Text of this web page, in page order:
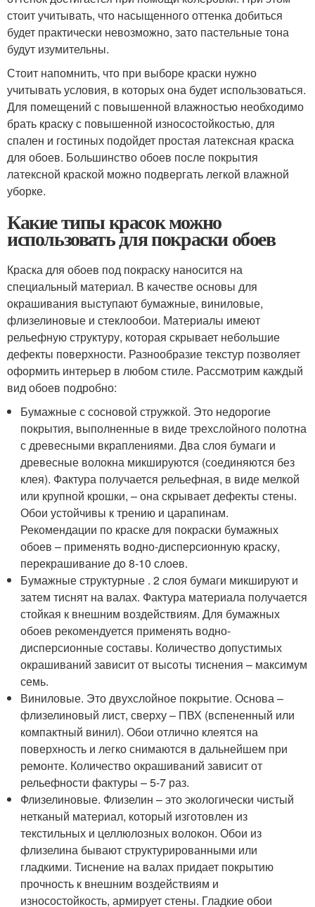
стоит учитывать, что насыщенного оттенка добиться
будет практически невозможно, зато пастельные тона
будут изумительны.
Стоит напомнить, что при выборе краски нужно
учитывать условия, в которых она будет использоваться.
Для помещений с повышенной влажностью необходимо
брать краску с повышенной износостойкостью, для
спален и гостиных подойдет простая латексная краска
для обоев. Большинство обоев после покрытия
латексной краской можно подвергать легкой влажной
уборке.
Какие типы красок можно
использовать для покраски обоев
Краска для обоев под покраску наносится на
специальный материал. В качестве основы для
окрашивания выступают бумажные, виниловые,
флизелиновые и стеклообои. Материалы имеют
рельефную структуру, которая скрывает небольшие
дефекты поверхности. Разнообразие текстур позволяет
оформить интерьер в любом стиле. Рассмотрим каждый
вид обоев подробно:
Бумажные с сосновой стружкой. Это недорогие
покрытия, выполненные в виде трехслойного полотна
с древесными вкраплениями. Два слоя бумаги и
древесные волокна микшируются (соединяются без
клея). Фактура получается рельефная, в виде мелкой
или крупной крошки, – она скрывает дефекты стены.
Обои устойчивы к трению и царапинам.
Рекомендации по краске для покраски бумажных
обоев – применять водно-дисперсионную краску,
перекрашивание до 8-10 слоев.
Бумажные структурные . 2 слоя бумаги микшируют и
затем тиснят на валах. Фактура материала получается
стойкая к внешним воздействиям. Для бумажных
обоев рекомендуется применять водно-
дисперсионные составы. Количество допустимых
окрашиваний зависит от высоты тиснения – максимум
семь.
Виниловые. Это двухслойное покрытие. Основа –
флизелиновый лист, сверху – ПВХ (вспененный или
компактный винил). Обои отлично клеятся на
поверхность и легко снимаются в дальнейшем при
ремонте. Количество окрашиваний зависит от
рельефности фактуры – 5-7 раз.
Флизелиновые. Флизелин – это экологически чистый
нетканый материал, который изготовлен из
текстильных и целлюлозных волокон. Обои из
флизелина бывают структурированными или
гладкими. Тиснение на валах придает покрытию
прочность к внешним воздействиям и
износостойкость, армирует стены. Гладкие обои